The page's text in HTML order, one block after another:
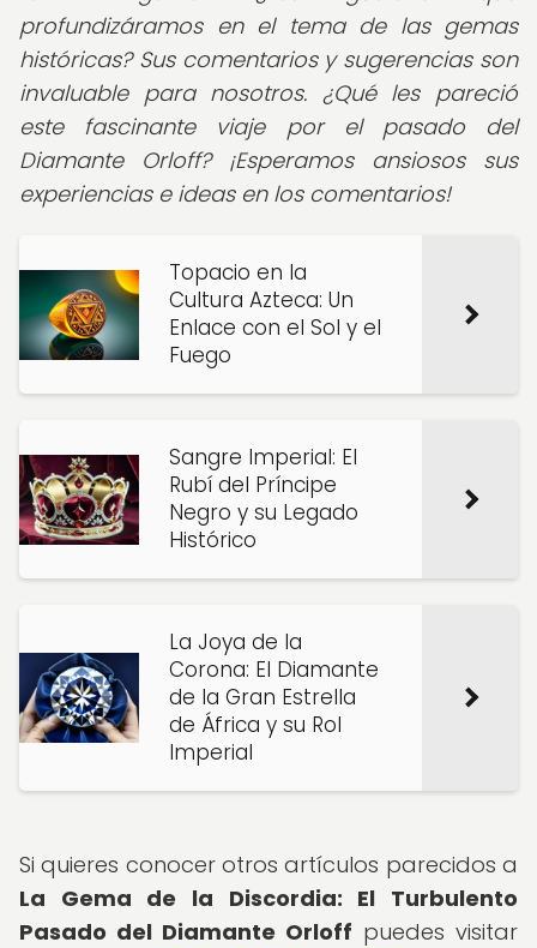
profundizáramos en el tema de las gemas
históricas? Sus comentarios y sugerencias son
invaluable para nosotros. ¿Qué les pareció
este fascinante viaje por el pasado del
Diamante Orloff?¡Esperamos ansiosos sus
experiencias e ideas en los comentarios!
Topacio en la
Cultura Azteca: Un
Enlace con el Sol y el
Fuego
Sangre Imperial: El
Rubí del Príncipe
Negro y su Legado
Histórico
La Joya de la
Corona: El Diamante
de la Gran Estrella
de África y su Rol
Imperial
Si quieres conocer otros artículos parecidos a
La Gema de la Discordia: El Turbulento
Pasado del Diamante Orloff puedes visitar